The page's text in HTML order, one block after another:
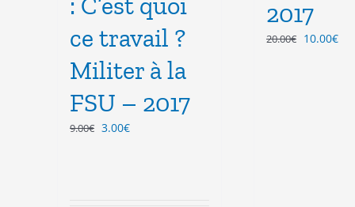
ce travail ?
Militer à la
FSU – 2017
9.00€ Le
3.00€Le
2017
20.00€ Le
10.00€Le